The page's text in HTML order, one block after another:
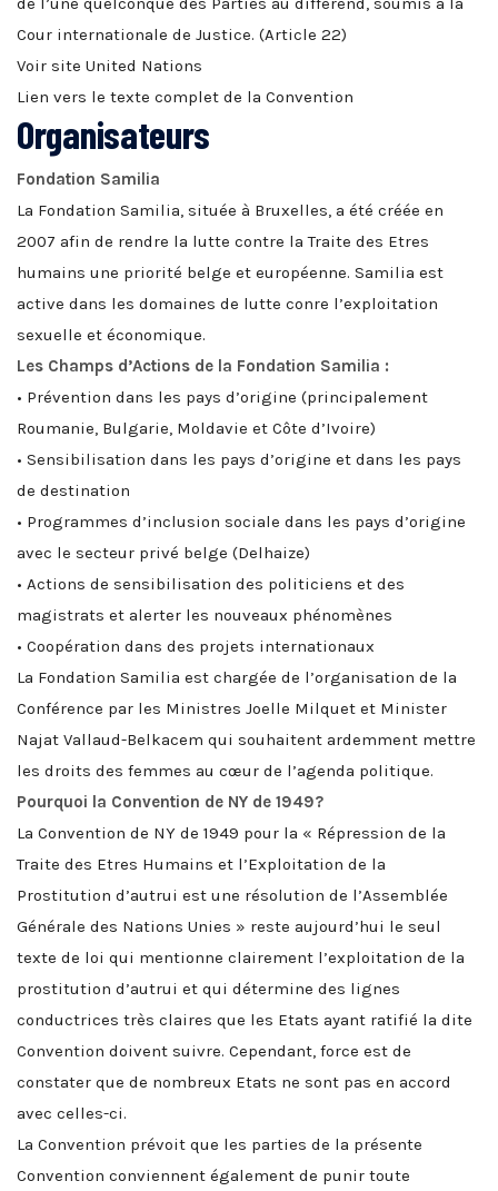
Cour internationale de Justice. (Article 22)
Voir site United Nations
Lien vers le texte complet de la Convention
Organisateurs
Fondation Samilia
La Fondation Samilia, située à Bruxelles, a été créée en
2007 afin de rendre la lutte contre la Traite des Etres
humains une priorité belge et européenne. Samilia est
active dans les domaines de lutte conre l’exploitation
sexuelle et économique.
Les Champs d’Actions de la Fondation Samilia :
• Prévention dans les pays d’origine (principalement
Roumanie, Bulgarie, Moldavie et Côte d’Ivoire)
• Sensibilisation dans les pays d’origine et dans les pays
de destination
• Programmes d’inclusion sociale dans les pays d’origine
avec le secteur privé belge (Delhaize)
• Actions de sensibilisation des politiciens et des
magistrats et alerter les nouveaux phénomènes
• Coopération dans des projets internationaux
La Fondation Samilia est chargée de l’organisation de la
Conférence par les Ministres Joelle Milquet et Minister
Najat Vallaud-Belkacem qui souhaitent ardemment mettre
les droits des femmes au cœur de l’agenda politique.
Pourquoi la Convention de NY de 1949?
La Convention de NY de 1949 pour la « Répression de la
Traite des Etres Humains et l’Exploitation de la
Prostitution d’autrui est une résolution de l’Assemblée
Générale des Nations Unies » reste aujourd’hui le seul
texte de loi qui mentionne clairement l’exploitation de la
prostitution d’autrui et qui détermine des lignes
conductrices très claires que les Etats ayant ratifié la dite
Convention doivent suivre. Cependant, force est de
constater que de nombreux Etats ne sont pas en accord
avec celles-ci.
La Convention prévoit que les parties de la présente
Convention conviennent également de punir toute